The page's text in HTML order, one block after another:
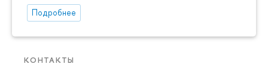
Подробнее
КОНТАКТЫ